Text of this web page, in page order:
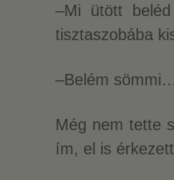
–Mi ütött
tisztaszobába
–Belém
Még nem tette
ím, el is